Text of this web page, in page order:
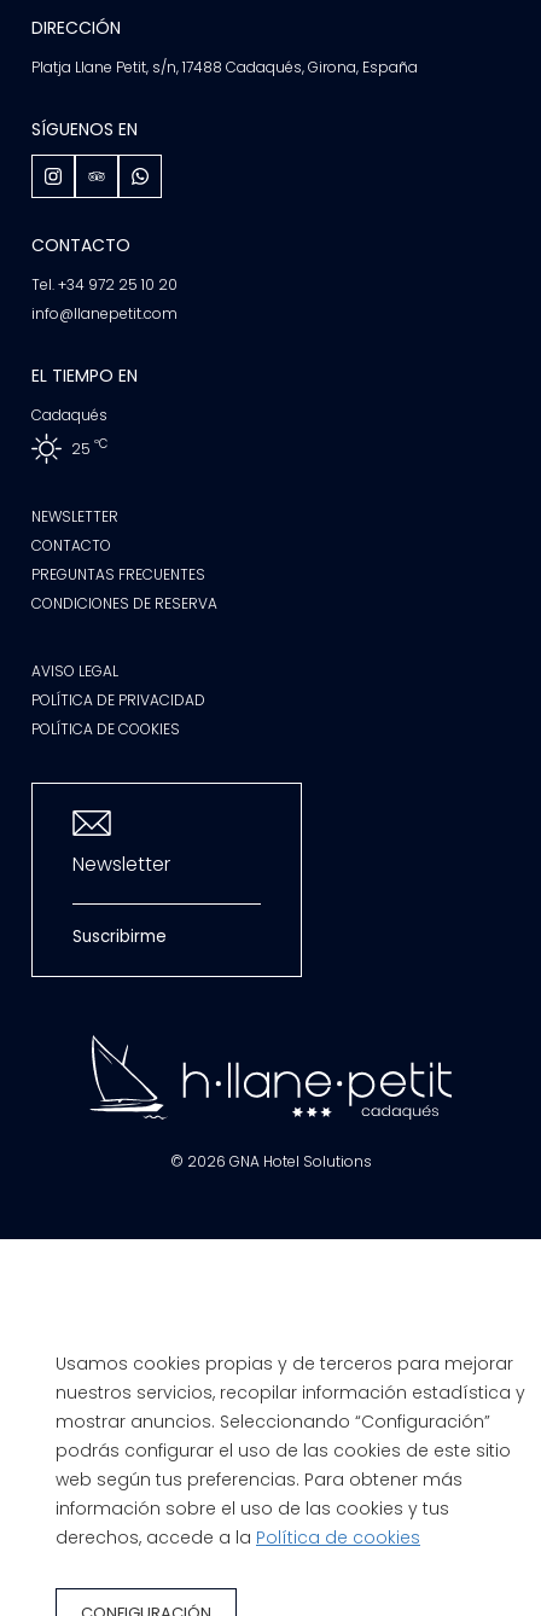
DIRECCIÓN
Platja Llane Petit, s/n, 17488 Cadaqués, Girona, España
SÍGUENOS EN
CONTACTO
Tel. +34 972 25 10 20
info@llanepetit.com
EL TIEMPO EN
Cadaqués
25 ºC
NEWSLETTER
CONTACTO
PREGUNTAS FRECUENTES
CONDICIONES DE RESERVA
AVISO LEGAL
POLÍTICA DE PRIVACIDAD
POLÍTICA DE COOKIES
Newsletter
Suscribirme
© 2026 GNA Hotel Solutions
Usamos cookies propias y de terceros para mejorar
nuestros servicios, recopilar información estadística y
mostrar anuncios. Seleccionando “Configuración”
podrás configurar el uso de las cookies de este sitio
web según tus preferencias. Para obtener más
información sobre el uso de las cookies y tus
derechos, accede a la Política de cookies